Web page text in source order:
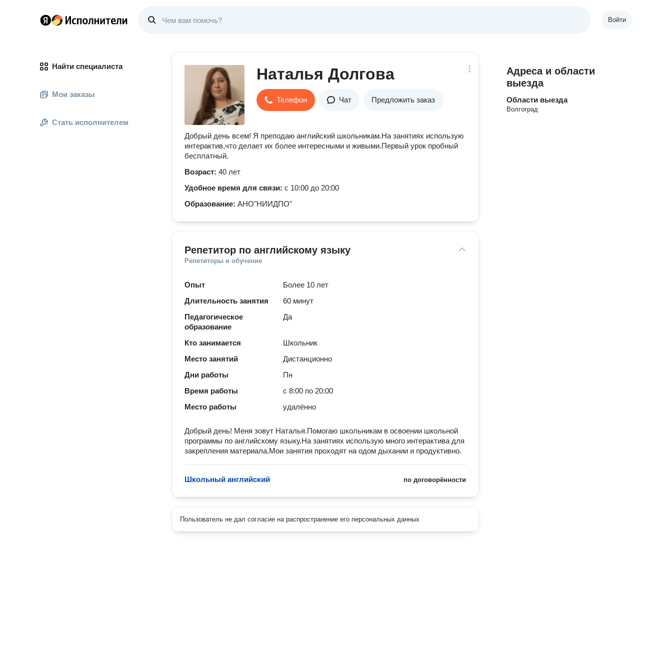
Войти
Найти специалиста
Мои заказы
Стать исполнителем
Наталья Долгова
Телефон Чат Предложить заказ
Добрый день всем! Я преподаю английский школьникам.На занятиях использую
интерактив,что делает их более интересными и живыми.Первый урок пробный
бесплатный.
Возраст: 40 лет
Удобное время для связи: с 10:00 до 20:00
Образование: АНО"НИИДПО"
Репетитор по английскому языку
Репетиторы и обучение
Опыт
Более 10 лет
Длительность занятия
60 минут
Педагогическое
образование
Да
Кто занимается
Школьник
Место занятий
Дистанционно
Дни работы
Пн
Время работы
с 8:00 по 20:00
Место работы
удалённо
Добрый день! Меня зовут Наталья.Помогаю школьникам в освоении школьной
программы по английскому языку.На занятиях использую много интерактива для
закрепления материала.Мои занятия проходят на одом дыхании и продуктивно.
по договорённости
Школьный английский
Пользователь не дал согласие на распространение его персональных данных
Адреса и области
выезда
Области выезда
Волгоград